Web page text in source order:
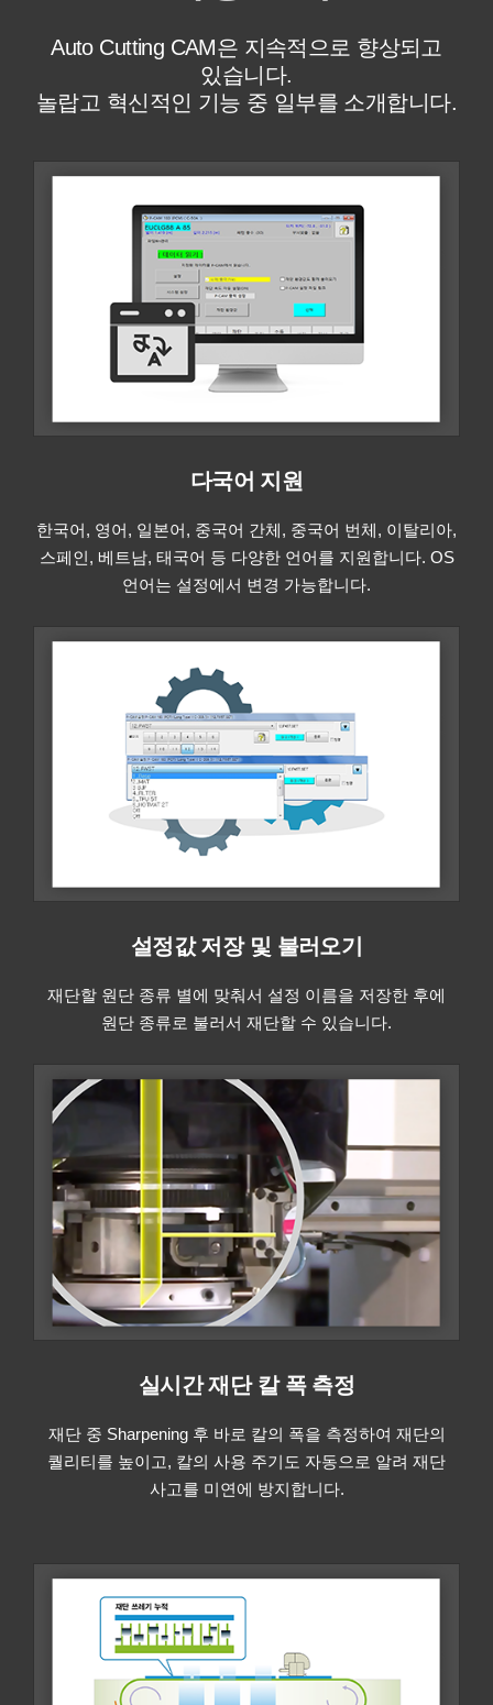
Auto Cutting CAM은 지속적으로 향상되고
있습니다.
놀랍고 혁신적인 기능 중 일부를 소개합니다.
다국어 지원
한국어, 영어, 일본어, 중국어 간체, 중국어 번체, 이탈리아,
스페인, 베트남, 태국어 등 다양한 언어를 지원합니다. OS
언어는 설정에서 변경 가능합니다.
설정값 저장 및 불러오기
재단할 원단 종류 별에 맞춰서 설정 이름을 저장한 후에
원단 종류로 불러서 재단할 수 있습니다.
실시간 재단 칼 폭 측정
재단 중 Sharpening 후 바로 칼의 폭을 측정하여 재단의
퀄리티를 높이고, 칼의 사용 주기도 자동으로 알려 재단
사고를 미연에 방지합니다.